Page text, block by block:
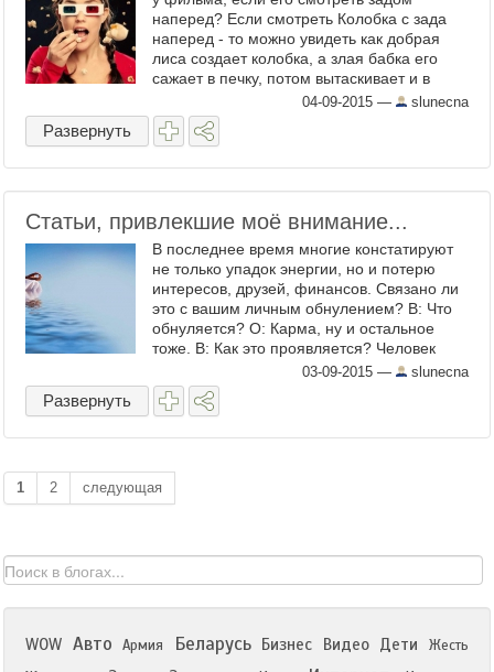
наперед? Если смотреть Колобка с зада
наперед - то можно увидеть как добрая
лиса создает колобка, а злая бабка его
сажает в печку, потом вытаскивает и в
итоге стирает его в пыль, скребя им по
сусекам... Е ...
04-09-2015 — slunecna
Развернуть
Статьи, привлекшие моё внимание...
В последнее время многие констатируют
не только упадок энергии, но и потерю
интересов, друзей, финансов. Связано ли
это с вашим личным обнулением? В: Что
обнуляется? О: Карма, ну и остальное
тоже. В: Как это проявляется? Человек
может обнуляться и при этом не
осознавать это? ...
03-09-2015 — slunecna
Развернуть
1 2 следующая
WOW Авто Армия Беларусь Бизнес Видео Дети
Жесть